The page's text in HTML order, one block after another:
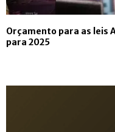
Orçamento para as leis
para 2025